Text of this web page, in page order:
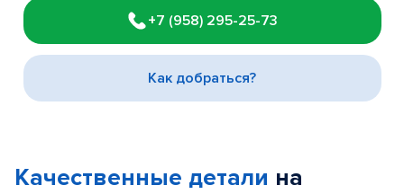
1
of
3
+7 (958) 295-25-73
Как добраться?
Качественные детали на